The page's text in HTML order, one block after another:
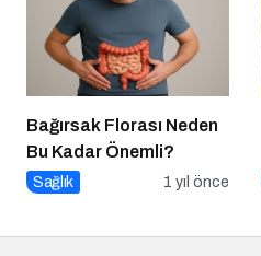
Bağırsak Florası Neden
Bu Kadar Önemli?
Sağlık 1 yıl önce